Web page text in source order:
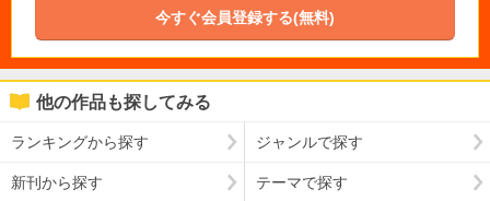
今すぐ会員登録する(無料)
他の作品も探してみる
ランキングから探す ジャンルで探す
新刊から探す テーマで探す